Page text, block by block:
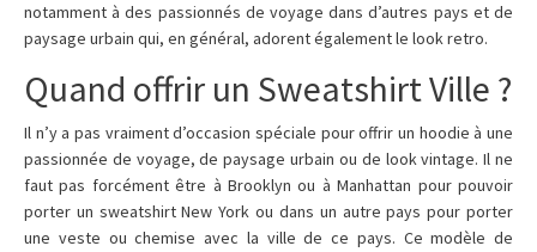
notamment à des passionnés de voyage dans d’autres pays et de
paysage urbain qui, en général, adorent également le look retro.
Quand offrir un Sweatshirt Ville ?
Il n’y a pas vraiment d’occasion spéciale pour offrir un hoodie à une
passionnée de voyage, de paysage urbain ou de look vintage. Il ne
faut pas forcément être à Brooklyn ou à Manhattan pour pouvoir
porter un sweatshirt New York ou dans un autre pays pour porter
une veste ou chemise avec la ville de ce pays. Ce modèle de